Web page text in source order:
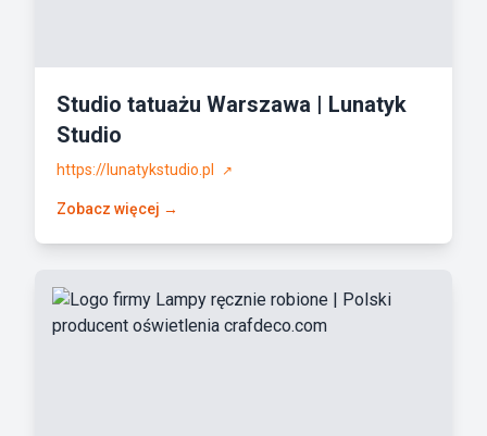
Studio tatuażu Warszawa | Lunatyk
Studio
https://lunatykstudio.pl ↗
Zobacz więcej →